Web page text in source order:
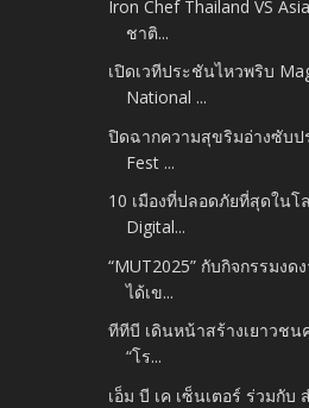
Iron Chef Thailand VS
ชาติ...
เปิดเวทีประชันไหวพริบ
National ...
ปิดฉากความสุขริมอ่างซับป
Fest ...
10 เมืองที่ปลอดภัยที่สุดใน
Digital...
“MUT2025” กับกิจกรรมงด
ได้เข...
ทีทีบี เดินหน้าสร้างเยาวช
“โร...
เอ็ม บี เค เซ็นเตอร์ ร่วมกับ